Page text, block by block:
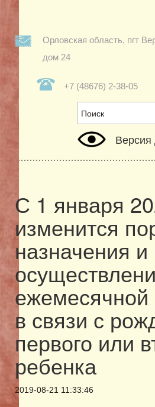
Орловская область, пгт
дом 24
+7 (48676) 2-38-05
С 1 января
изменится
назначения и
в связи с
первого или
ребенка
2019-08-21 11:33:46